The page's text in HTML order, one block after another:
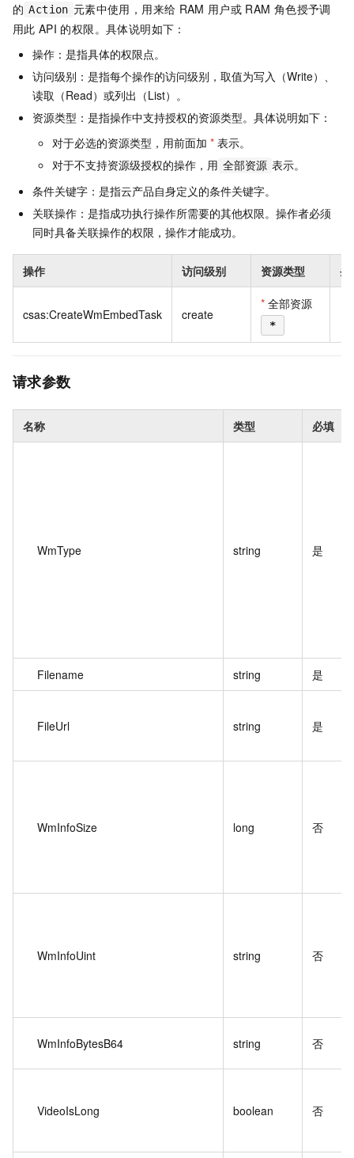
的 Action 元素中使用，用来给 RAM 用户或 RAM 角色授予调
用此 API 的权限。具体说明如下：
操作：是指具体的权限点。
访问级别：是指每个操作的访问级别，取值为写入（Write）、
读取（Read）或列出（List）。
资源类型：是指操作中支持授权的资源类型。具体说明如下：
对于必选的资源类型，用前面加 * 表示。
对于不支持资源级授权的操作，用 全部资源 表示。
条件关键字：是指云产品自身定义的条件关键字。
关联操作：是指成功执行操作所需要的其他权限。操作者必须
同时具备关联操作的权限，操作才能成功。
操作 访问级别 资源类型 条
csas:CreateWmEmbedTask create
* 全部资源
*
请求参数
名称 类型 必填
WmType string 是
Filename string 是
FileUrl string 是
WmInfoSize long 否
WmInfoUint string 否
WmInfoBytesB64 string 否
VideoIsLong boolean 否